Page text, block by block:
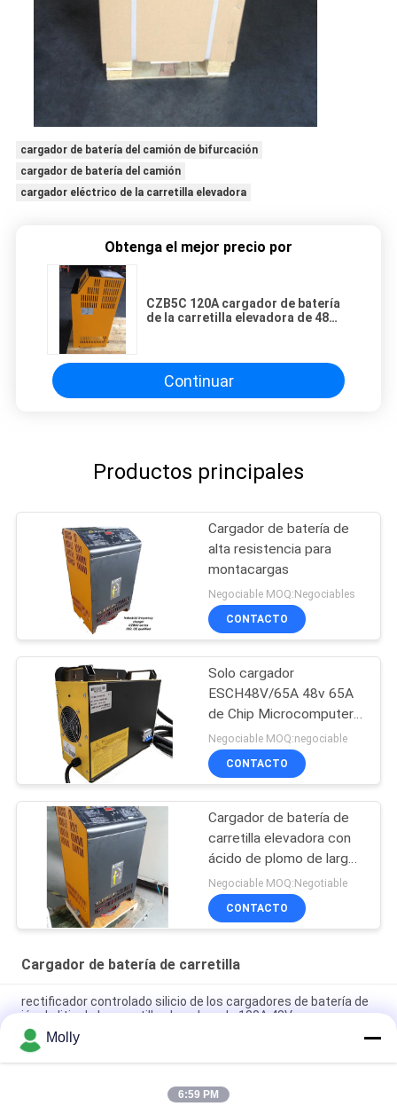
cargador de batería del camión de bifurcación
cargador de batería del camión
cargador eléctrico de la carretilla elevadora
Obtenga el mejor precio por
CZB5C 120A cargador de batería
de la carretilla elevadora de 48
Continuar
Productos principales
Cargador de batería de
alta resistencia para
montacargas
Negociable MOQ:Negociables
CONTACTO
Solo cargador
ESCH48V/65A 48v 65A
de Chip Microcomputer
High Frequency Battery
Negociable MOQ:negociable
CONTACTO
Cargador de batería de
carretilla elevadora con
ácido de plomo de larga
duración para la industria
de 48V 80A
Negociable MOQ:Negotiable
CONTACTO
Cargador de batería de carretilla
rectificador controlado silicio de los cargadores de batería de
ión de litio de la carretilla elevadora de 100A 48V
Cargador de batería de carretilla elevadora de aluminio CZB5C
24V/45A con ventilador de enfriamiento silencioso
Cargador de batería para montacargas 120A Protección
Molly
6:59 PM